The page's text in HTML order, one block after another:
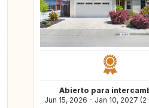
Abierto para
Jun 15, 2026 - Jan 10, 2027